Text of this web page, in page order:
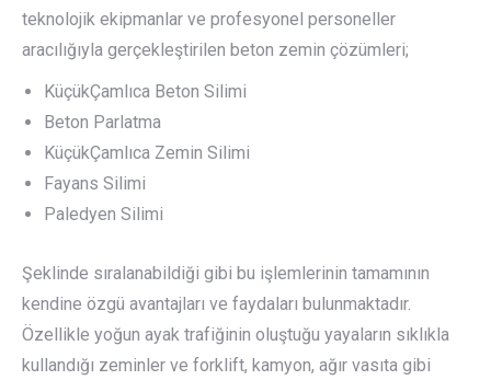
teknolojik ekipmanlar ve profesyonel personeller
aracılığıyla gerçekleştirilen beton zemin çözümleri;
KüçükÇamlıca Beton Silimi
Beton Parlatma
KüçükÇamlıca Zemin Silimi
Fayans Silimi
Paledyen Silimi
Şeklinde sıralanabildiği gibi bu işlemlerinin tamamının
kendine özgü avantajları ve faydaları bulunmaktadır.
Özellikle yoğun ayak trafiğinin oluştuğu yayaların sıklıkla
kullandığı zeminler ve forklift, kamyon, ağır vasıta gibi